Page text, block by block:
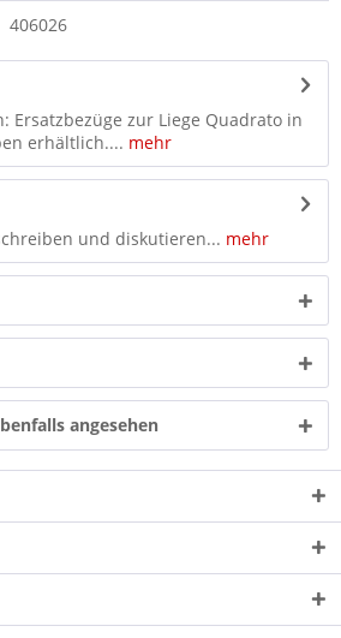
406026
Ersatzbezüge zur Liege Quadrato in
erhältlich.... mehr
und diskutieren... mehr
angesehen